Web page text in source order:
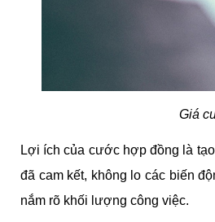
Giá
Lợi ích của cước hợp đồng là
đã cam kết, không lo các biến
nắm rõ khối lượng công việc.